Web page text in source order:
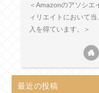
＜Amazonのアソシエ
ィリエイトにおいて
入を得ています。＞
最近の投稿